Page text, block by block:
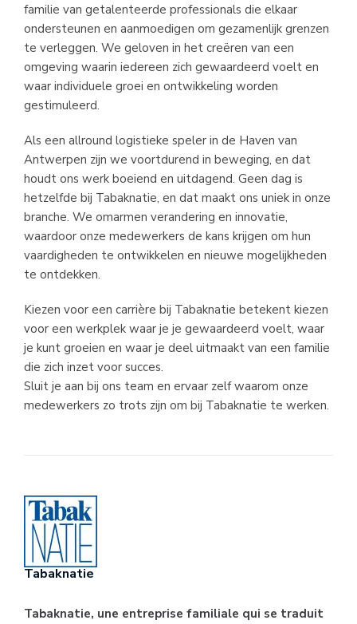
familie van getalenteerde professionals die elkaar
ondersteunen en aanmoedigen om gezamenlijk grenzen
te verleggen. We geloven in het creëren van een
omgeving waarin iedereen zich gewaardeerd voelt en
waar individuele groei en ontwikkeling worden
gestimuleerd.
Als een allround logistieke speler in de Haven van
Antwerpen zijn we voortdurend in beweging, en dat
houdt ons werk boeiend en uitdagend. Geen dag is
hetzelfde bij Tabaknatie, en dat maakt ons uniek in onze
branche. We omarmen verandering en innovatie,
waardoor onze medewerkers de kans krijgen om hun
vaardigheden te ontwikkelen en nieuwe mogelijkheden
te ontdekken.
Kiezen voor een carrière bij Tabaknatie betekent kiezen
voor een werkplek waar je je gewaardeerd voelt, waar
je kunt groeien en waar je deel uitmaakt van een familie
die zich inzet voor succes.
Sluit je aan bij ons team en ervaar zelf waarom onze
medewerkers zo trots zijn om bij Tabaknatie te werken.
Tabaknatie
Tabaknatie, une entreprise familiale qui se traduit